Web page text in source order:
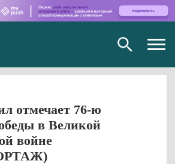
отмечает 76-ю
в Великой
войне